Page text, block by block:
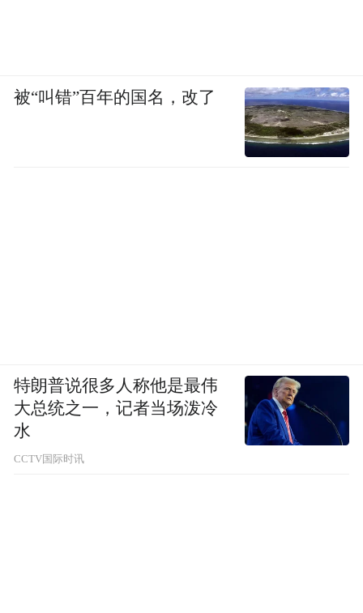
被“叫错”百年的国名，改了
特朗普说很多人称他是最伟
大总统之一，记者当场泼冷
水
CCTV国际时讯